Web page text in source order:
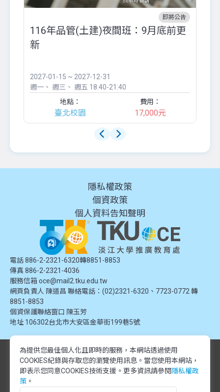
即將公告
116年品管(土建)夜間班：9月底前更
新
2027-01-15 ~ 2027-12-31
週一
週三 週五 18:40-21:40
地點：
臺北校園
費用：
17,000元
隱私權政策
個資政策
個人資料告知聲明
電話 886-2-2321-6320轉8851-8853
傳真 886-2-2321-4036
服務信箱 oce@mail2.tku.edu.tw
網頁負責人 陳道昌 聯絡電話：(02)2321-6320、7723-0772 轉
8851-8853
個資保護聯絡窗口 陳玉芳
地址 106302台北市大安區金華街199巷5號
© 2024 淡江大學推廣教育處. 版權所有。本網站內容由淡江大學推廣教育處
提供，未經授權禁止轉載或引用。所有課程資訊、圖片及資料皆屬本單位所
有，僅供學習交流使用。
© 2024 Tamkang University Office of Continuing Education. All rights
reserved.The content of this website is provided by Tamkang University
為提供您最佳個人化且即時的服務，本網站透過使用
COOKIES紀錄與存取您的瀏覽使用訊息。 當您使用本網站，
即表示您同意COOKIES技術支援。更多資訊請參閱 隱私權政
策 。